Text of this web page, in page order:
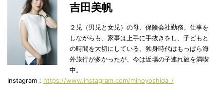
吉田美帆
２児（男児と女児）の母、保険会社勤務。仕事を
しながらも、家事は上手に手抜きをし、子どもと
の時間を大切にしている。独身時代はもっぱら海
外旅行が多かったが、今は近場の子連れ旅を満喫
中。
Instagram： https://www.instagram.com/mihoyoshida_/